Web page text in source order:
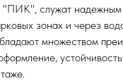
"ПИК", служат
зонах и через
множеством